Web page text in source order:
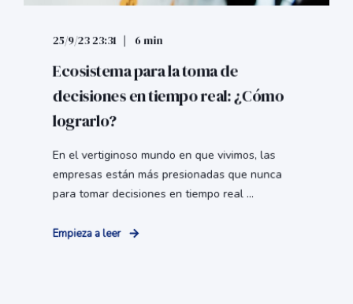
25/9/23 23:31 6 min
Ecosistema para la toma de
decisiones en tiempo real: ¿Cómo
lograrlo?
En el vertiginoso mundo en que vivimos, las
empresas están más presionadas que nunca
para tomar decisiones en tiempo real ...
Empieza a leer